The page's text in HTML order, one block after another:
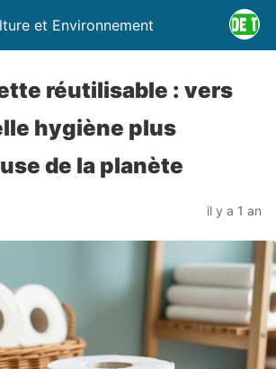
et Environnement
réutilisable : vers
hygiène plus
de la planète
il y a 1 an